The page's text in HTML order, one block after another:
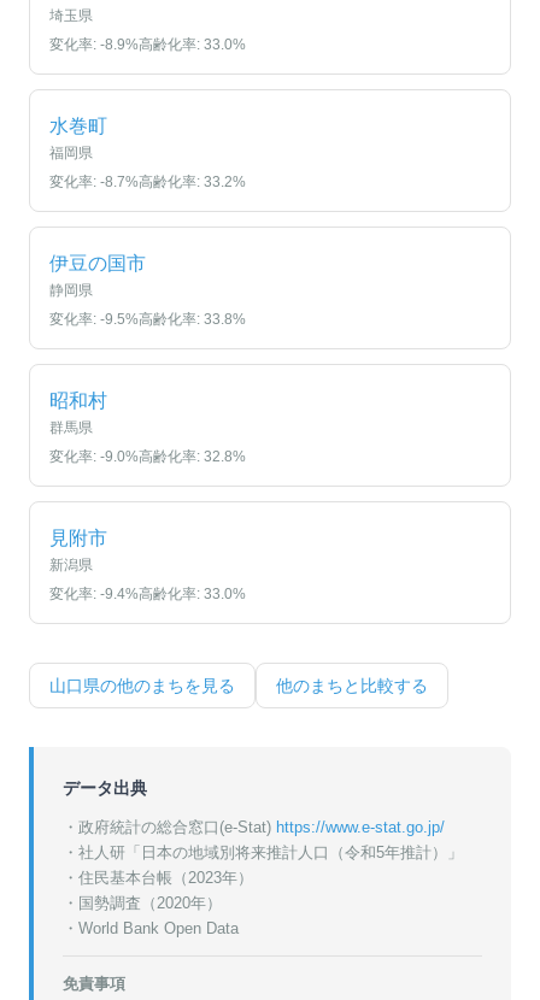
埼玉県
変化率: -8.9%高齢化率: 33.0%
水巻町
福岡県
変化率: -8.7%高齢化率: 33.2%
伊豆の国市
静岡県
変化率: -9.5%高齢化率: 33.8%
昭和村
群馬県
変化率: -9.0%高齢化率: 32.8%
見附市
新潟県
変化率: -9.4%高齢化率: 33.0%
山口県の他のまちを見る 他のまちと比較する
データ出典
・政府統計の総合窓口(e-Stat) https://www.e-stat.go.jp/
・ 社人研「日本の地域別将来推計人口（令和5年推計）」
・ 住民基本台帳（2023年）
・ 国勢調査（2020年）
・World Bank Open Data
免責事項